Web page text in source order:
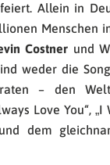
Allein in
Menschen
Costner und
weder die
– den
Love You“, „I
dem